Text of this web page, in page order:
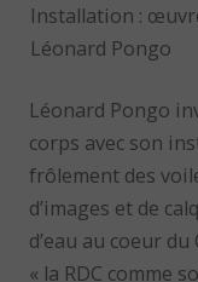
Installation :
Léonard Pongo
Léonard Pongo
corps avec son
frôlement des
d’images et de
d’eau au coeur
« la RDC comme